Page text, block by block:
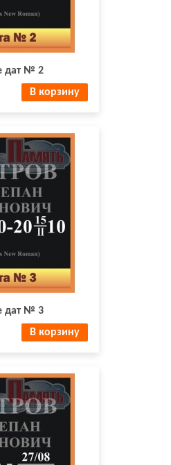
дат № 2
В корзину
дат № 3
В корзину